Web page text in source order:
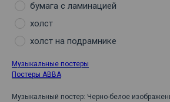
бумага с ламинацией
холст
холст на подрамнике
Музыкальные постеры
Постеры ABBA
Музыкальный постер: Черно-белое